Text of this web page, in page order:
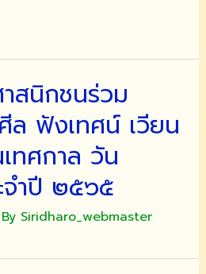
สนิกชนร่วม
ฟังเทศน์ เวียน
ทศกาล วัน
จำปี ๒๕๖๕
Siridharo_webmaster